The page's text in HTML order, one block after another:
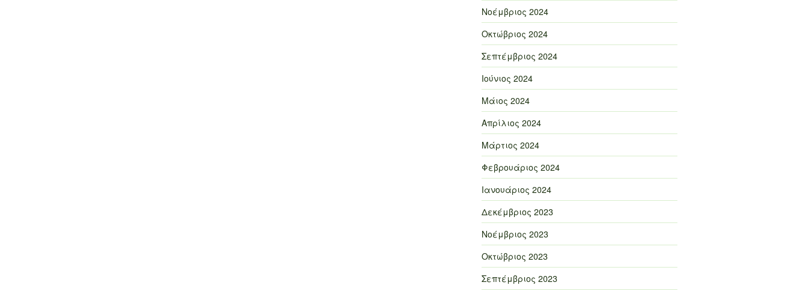
Νοέμβριος 2024
Οκτώβριος 2024
Σεπτέμβριος 2024
Ιούνιος 2024
Μάιος 2024
Απρίλιος 2024
Μάρτιος 2024
Φεβρουάριος 2024
Ιανουάριος 2024
Δεκέμβριος 2023
Νοέμβριος 2023
Οκτώβριος 2023
Σεπτέμβριος 2023